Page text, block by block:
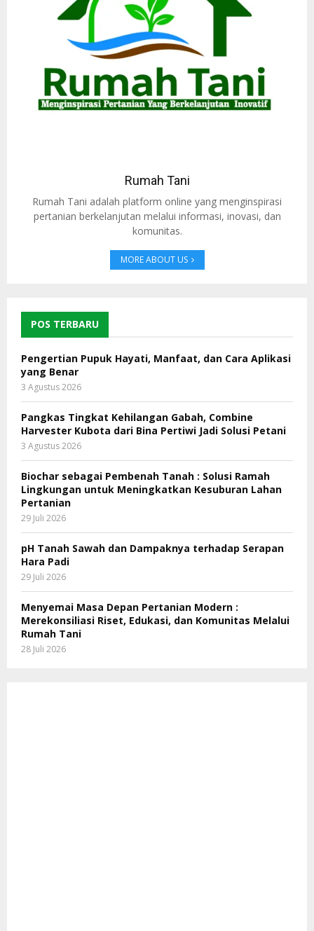
Rumah Tani
Rumah Tani adalah platform online yang menginspirasi
pertanian berkelanjutan melalui informasi, inovasi, dan
komunitas.
MORE ABOUT US
POS TERBARU
Pengertian Pupuk Hayati, Manfaat, dan Cara Aplikasi
yang Benar
3 Agustus 2026
Pangkas Tingkat Kehilangan Gabah, Combine
Harvester Kubota dari Bina Pertiwi Jadi Solusi Petani
3 Agustus 2026
Biochar sebagai Pembenah Tanah : Solusi Ramah
Lingkungan untuk Meningkatkan Kesuburan Lahan
Pertanian
29 Juli 2026
pH Tanah Sawah dan Dampaknya terhadap Serapan
Hara Padi
29 Juli 2026
Menyemai Masa Depan Pertanian Modern :
Merekonsiliasi Riset, Edukasi, dan Komunitas Melalui
Rumah Tani
28 Juli 2026